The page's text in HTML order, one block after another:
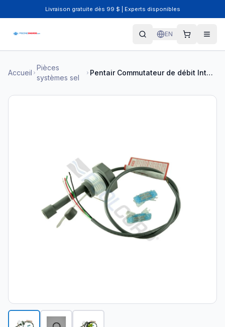
Livraison gratuite dès 99 $ | Experts disponibles
EN
Accueil
Pièces
systèmes sel
Pentair Commutateur de débit IntelliChlor 520736